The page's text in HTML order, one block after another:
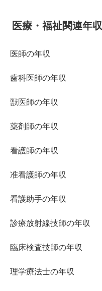
医療・福祉関連年収
医師の年収
歯科医師の年収
獣医師の年収
薬剤師の年収
看護師の年収
准看護師の年収
看護助手の年収
診療放射線技師の年収
臨床検査技師の年収
理学療法士の年収